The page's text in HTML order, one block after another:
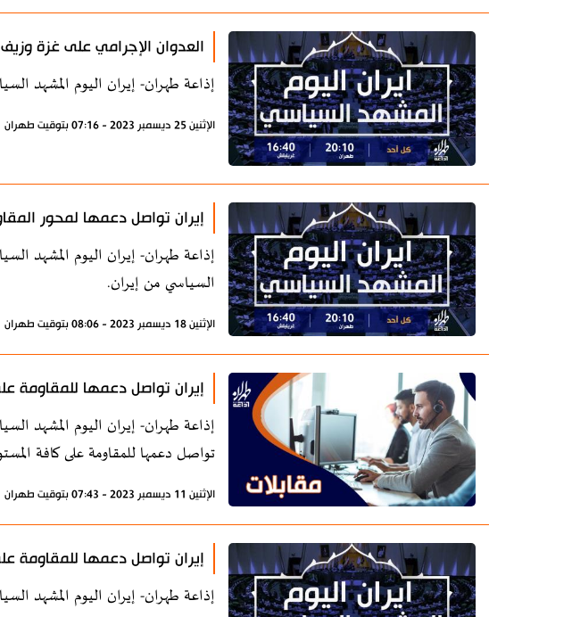
العدوان الإجرامي على غزة
إذاعة طهران- إيران اليوم المشهد
الإثنين 25 ديسمبر 2023 - 07:16 بتوقيت طهران
إيران تواصل دعمها لمحور
إذاعة طهران- إيران اليوم المشهد
السياسي من إيران.
الإثنين 18 ديسمبر 2023 - 08:06 بتوقيت طهران
إيران تواصل دعمها للمقاومة
إذاعة طهران- إيران اليوم المشهد
تواصل دعمها للمقاومة على كافة
الإثنين 11 ديسمبر 2023 - 07:43 بتوقيت طهران
إيران تواصل دعمها للمقاومة
إذاعة طهران- إيران اليوم المشهد